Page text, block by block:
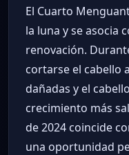
El Cuarto
la luna y se asocia
renovación.
cortarse el cabello
dañadas y el
crecimiento más
de 2024 coincide
una oportunidad